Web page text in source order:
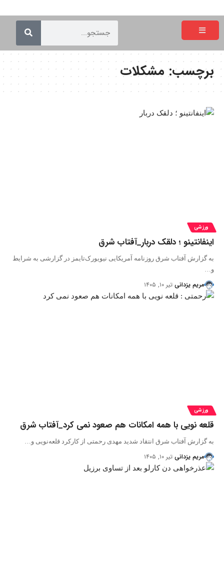
برچسب:مشکلات
ورزشی
اینفانتینو ؛ دلقک دربار_آفتاب شرق
به گزارش آفتاب شرق روزنامه آمریکایی نیویورک‌تایمز در گزارشی به شرایط
و…
مریم یزدانی تیر ۱۰, ۱۴۰۵
ورزشی
قلعه نویی با همه امکانات هم صعود نمی کرد_آفتاب شرق
به گزارش آفتاب شرق انتقاد شدید مهدی رحمتی از کارکرد قلعه‌نویی و…
مریم یزدانی تیر ۱۰, ۱۴۰۵